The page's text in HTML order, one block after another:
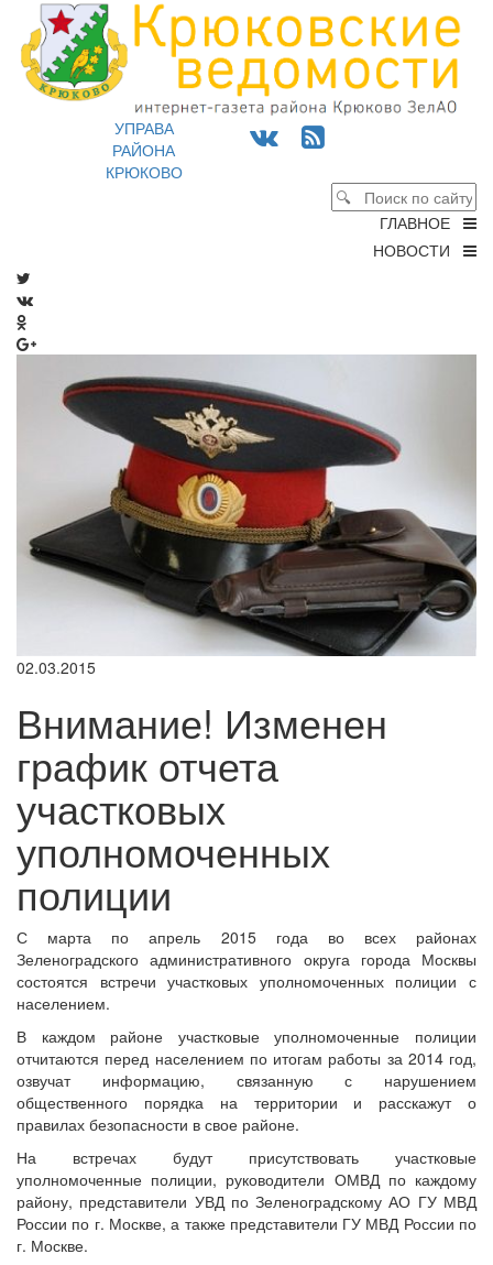
УПРАВА
РАЙОНА
КРЮКОВО
ГЛАВНОЕ
НОВОСТИ
02.03.2015
Внимание! Изменен
график отчета
участковых
уполномоченных
полиции
С марта по апрель 2015 года во всех районах
Зеленоградского административного округа города Москвы
состоятся встречи участковых уполномоченных полиции с
населением.
В каждом районе участковые уполномоченные полиции
отчитаются перед населением по итогам работы за 2014 год,
озвучат информацию, связанную с нарушением
общественного порядка на территории и расскажут о
правилах безопасности в свое районе.
На встречах будут присутствовать участковые
уполномоченные полиции, руководители ОМВД по каждому
району, представители УВД по Зеленоградскому АО ГУ МВД
России по г. Москве, а также представители ГУ МВД России по
г. Москве.